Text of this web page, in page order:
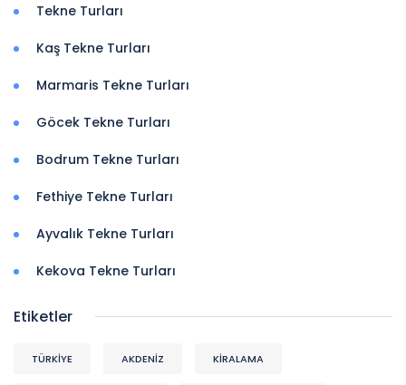
Tekne Turları
Kaş Tekne Turları
Marmaris Tekne Turları
Göcek Tekne Turları
Bodrum Tekne Turları
Fethiye Tekne Turları
Ayvalık Tekne Turları
Kekova Tekne Turları
Etiketler
TÜRKİYE AKDENIZ KİRALAMA